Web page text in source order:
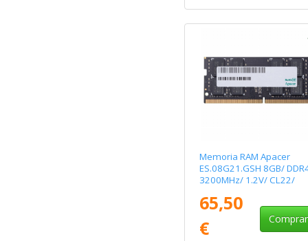
Memoria RAM Apacer
ES.08G21.GSH 8GB/
3200MHz/ 1.2V/ CL22/
65,50
€
Comprar